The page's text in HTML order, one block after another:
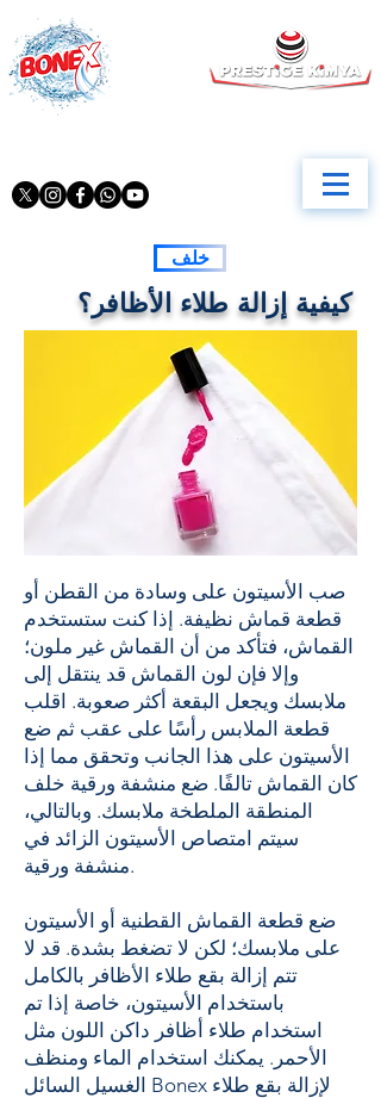
خلف
كيفية إزالة طلاء الأظافر؟
صب الأسيتون على وسادة من القطن أو
قطعة قماش نظيفة. إذا كنت ستستخدم
القماش، فتأكد من أن القماش غير ملون؛
وإلا فإن لون القماش قد ينتقل إلى
ملابسك ويجعل البقعة أكثر صعوبة. اقلب
قطعة الملابس رأسًا على عقب ثم ضع
الأسيتون على هذا الجانب وتحقق مما إذا
كان القماش تالفًا. ضع منشفة ورقية خلف
المنطقة الملطخة ​​ملابسك. وبالتالي،
سيتم امتصاص الأسيتون الزائد في
منشفة ورقية.
ضع قطعة القماش القطنية أو الأسيتون
على ملابسك؛ لكن لا تضغط بشدة. قد لا
تتم إزالة بقع طلاء الأظافر بالكامل
باستخدام الأسيتون، خاصة إذا تم
استخدام طلاء أظافر داكن اللون مثل
الأحمر. يمكنك استخدام الماء ومنظف
الغسيل السائل Bonex لإزالة بقع طلاء